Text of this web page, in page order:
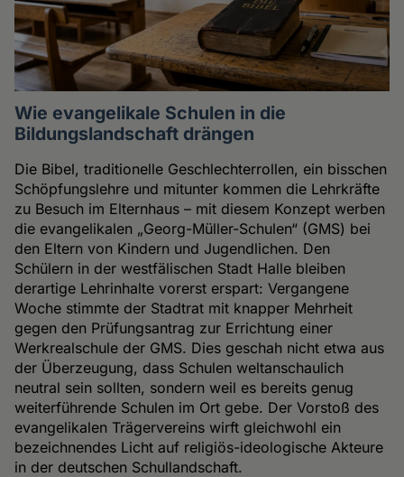
Wie evangelikale Schulen in die
Bildungslandschaft drängen
Die Bibel, traditionelle Geschlechterrollen, ein bisschen
Schöpfungslehre und mitunter kommen die Lehrkräfte
zu Besuch im Elternhaus – mit diesem Konzept werben
die evangelikalen „Georg-Müller-Schulen“ (GMS) bei
den Eltern von Kindern und Jugendlichen. Den
Schülern in der westfälischen Stadt Halle bleiben
derartige Lehrinhalte vorerst erspart: Vergangene
Woche stimmte der Stadtrat mit knapper Mehrheit
gegen den Prüfungsantrag zur Errichtung einer
Werkrealschule der GMS. Dies geschah nicht etwa aus
der Überzeugung, dass Schulen weltanschaulich
neutral sein sollten, sondern weil es bereits genug
weiterführende Schulen im Ort gebe. Der Vorstoß des
evangelikalen Trägervereins wirft gleichwohl ein
bezeichnendes Licht auf religiös-ideologische Akteure
in der deutschen Schullandschaft.